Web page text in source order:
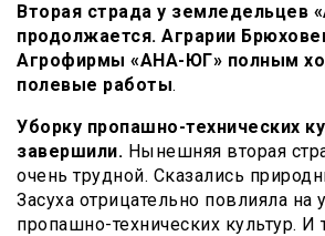
Вторая страда у земледельцев
продолжается. Аграрии
Агрофирмы «АНА-ЮГ» полным
полевые работы.
Уборку пропашно-технических
завершили. Нынешняя вторая
очень трудной. Сказались
Засуха отрицательно повлияла на
пропашно-технических культур. И